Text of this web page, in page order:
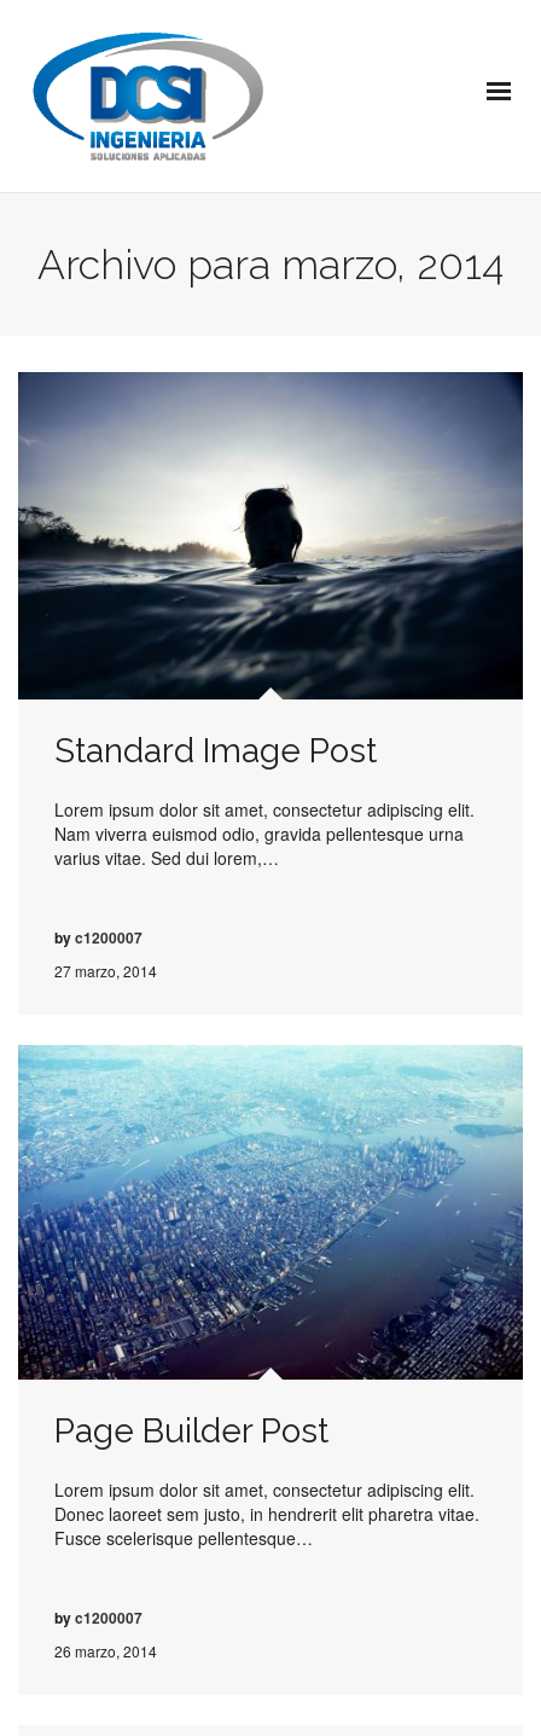
Archivo para marzo, 2014
Standard Image Post
Lorem ipsum dolor sit amet, consectetur adipiscing elit.
Nam viverra euismod odio, gravida pellentesque urna
varius vitae. Sed dui lorem,…
27 marzo, 2014
byc1200007
Page Builder Post
Lorem ipsum dolor sit amet, consectetur adipiscing elit.
Donec laoreet sem justo, in hendrerit elit pharetra vitae.
Fusce scelerisque pellentesque…
26 marzo, 2014
byc1200007